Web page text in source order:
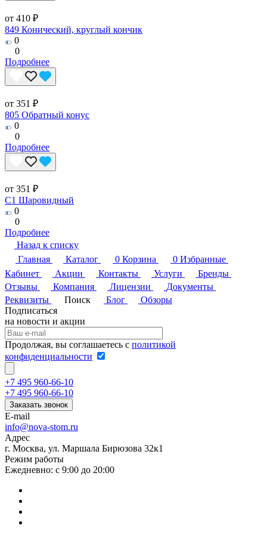
от 410 ₽
849 Конический, круглый кончик
0
0
Подробнее
от 351 ₽
805 Обратный конус
0
0
Подробнее
от 351 ₽
C1 Шаровидный
0
0
Подробнее
Назад к списку
Главная
Каталог 0 Корзина 0 Избранные
Кабинет
Акции Контакты Услуги
Бренды
Отзывы
Компания Лицензии
Документы
Реквизиты
Поиск Блог
Обзоры
Подписаться
на новости и акции
Продолжая, вы соглашаетесь с политикой
конфиденциальности
+7 495 960-66-10
+7 495 960-66-10
Заказать звонок
E-mail
info@nova-stom.ru
Адрес
г. Москва, ул. Маршала Бирюзова 32к1
Режим работы
Ежедневно: с 9:00 до 20:00